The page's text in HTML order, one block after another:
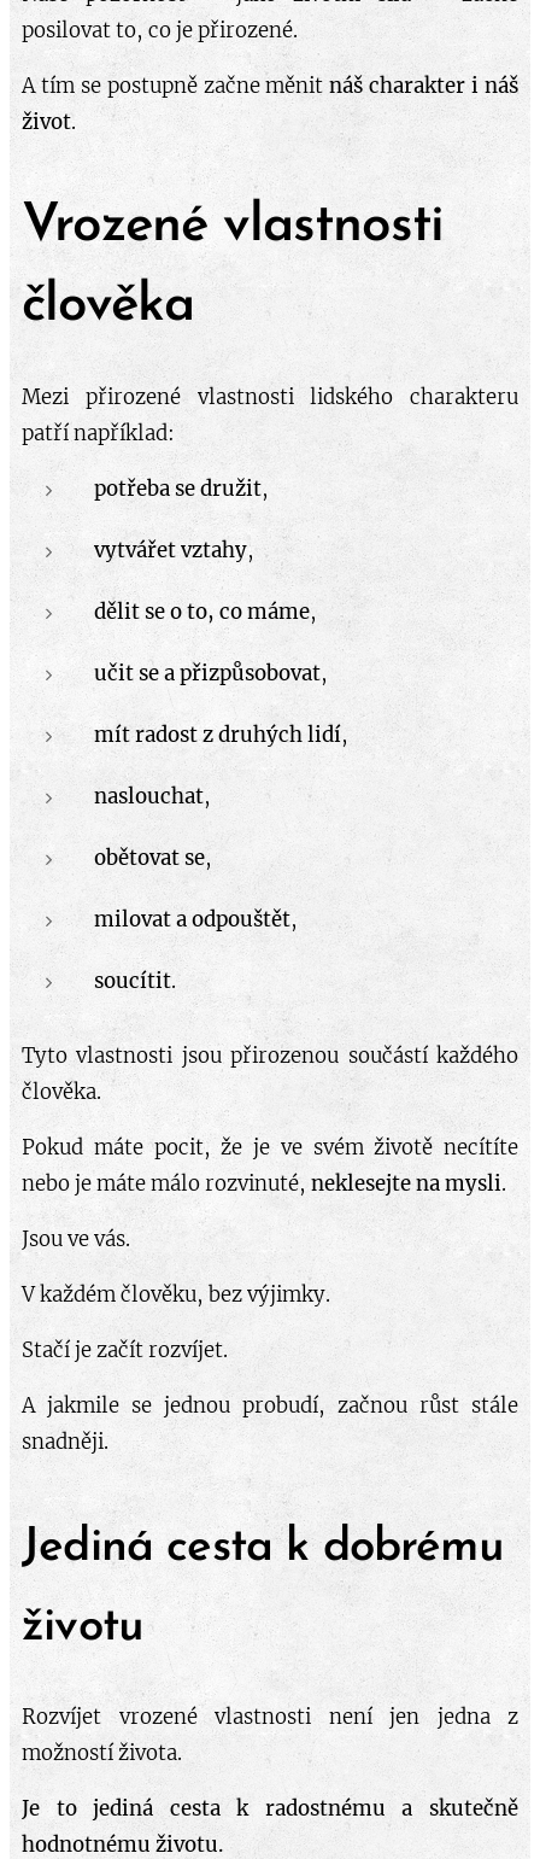
posilovat to, co je přirozené.
A tím se postupně začne měnitnáš charakter i náš
život.
Vrozené vlastnosti
člověka
Mezi přirozené vlastnosti lidského charakteru
patří například:
potřeba se družit,
vytvářet vztahy,
dělit se o to, co máme,
učit se a přizpůsobovat,
mít radost z druhých lidí,
naslouchat,
obětovat se,
milovat a odpouštět,
soucítit.
Tyto vlastnosti jsou přirozenou součástí každého
člověka.
Pokud máte pocit, že je ve svém životě necítíte
nebo je máte málo rozvinuté, neklesejte na mysli.
Jsou ve vás.
V každém člověku, bez výjimky.
Stačí je začít rozvíjet.
A jakmile se jednou probudí, začnou růst stále
snadněji.
Jediná cesta k dobrému
životu
Rozvíjet vrozené vlastnosti není jen jedna z
možností života.
Je to jediná cesta k radostnému a skutečně
hodnotnému životu.